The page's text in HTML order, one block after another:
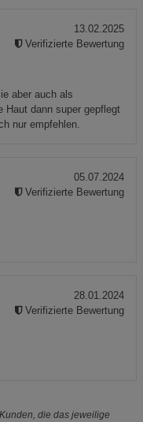
aber auch als
Haut dann super gepflegt
nur empfehlen.
13.02.2025
Verifizierte Bewertung
05.07.2024
Verifizierte Bewertung
28.01.2024
Verifizierte Bewertung
die das jeweilige